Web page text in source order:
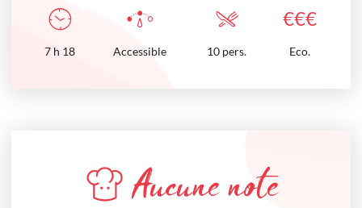
€€€
7 h 18 Accessible 10 pers. Eco.
Aucune note